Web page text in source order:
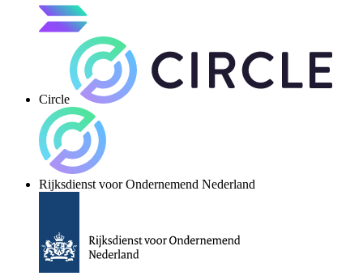
Circle
Rijksdienst voor Ondernemend Nederland